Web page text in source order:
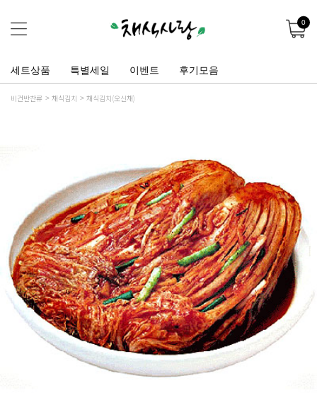
0
세트상품 특별세일 이벤트 후기모음
비건반찬류 채식김치 채식김치(오신채)